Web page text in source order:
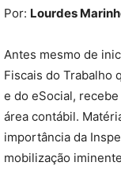
Por: Lourdes
Antes mesmo de
Fiscais do Trabalho
e do eSocial,
área contábil.
importância da
mobilização